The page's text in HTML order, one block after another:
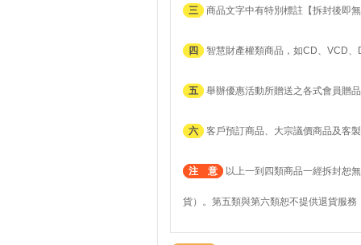
三 商品文字中有特別標註【拆封後即
四 智慧財產權類商品，如CD、VCD
五 舉辦優惠活動所贈送之各式會員贈品
六 客戶預訂商品、大宗議價商品及客
注 意 以上一到四類商品一經拆封恕
貨）。第五類與第六類恕不提供退貨服